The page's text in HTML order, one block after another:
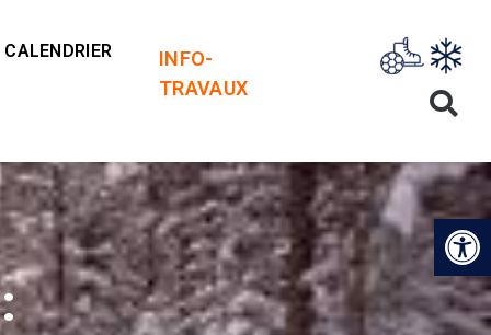
CALENDRIER
INFO-
TRAVAUX